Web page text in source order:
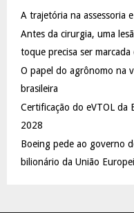
o
r
:
A trajetória na assessoria
Antes da cirurgia, uma
toque precisa ser marcada
O papel do agrônomo na
brasileira
Certificação do eVTOL da
2028
Boeing pede ao governo
bilionário da União